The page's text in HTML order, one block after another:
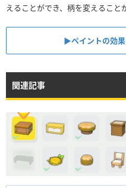
えることができ、柄を変えること
▶︎ペイントの効
関連記事